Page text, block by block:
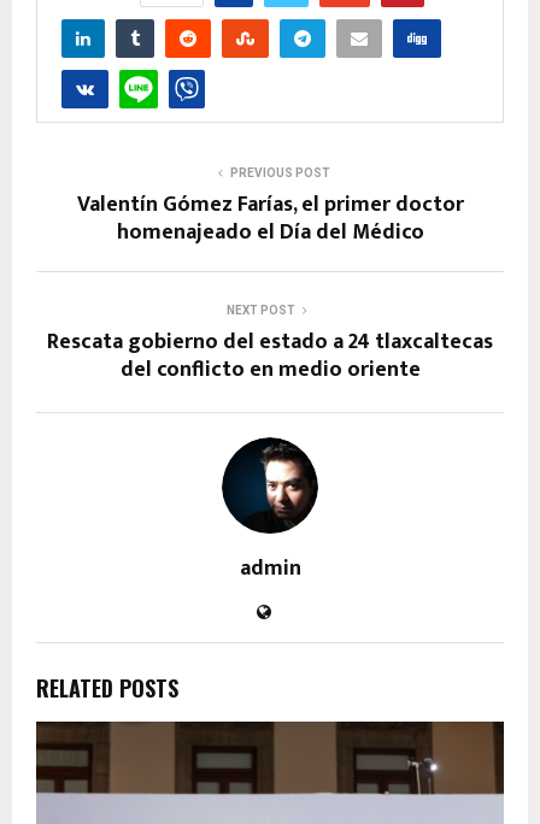
PREVIOUS POST
Valentín Gómez Farías, el primer doctor
homenajeado el Día del Médico
NEXT POST
Rescata gobierno del estado a 24 tlaxcaltecas
del conflicto en medio oriente
admin
RELATED POSTS